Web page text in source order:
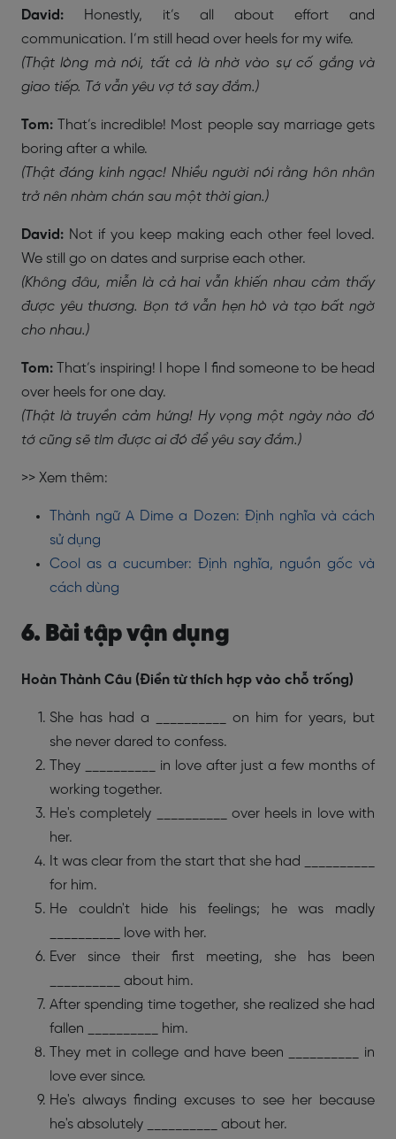
David: Honestly, it’s all about effort and
communication. I’m still head over heels for my wife.
(Thật lòng mà nói, tất cả là nhờ vào sự cố gắng và
giao tiếp. Tớ vẫn yêu vợ tớ say đắm.)
Tom: That’s incredible! Most people say marriage gets
boring after a while.
(Thật đáng kinh ngạc! Nhiều người nói rằng hôn nhân
trở nên nhàm chán sau một thời gian.)
David: Not if you keep making each other feel loved.
We still go on dates and surprise each other.
(Không đâu, miễn là cả hai vẫn khiến nhau cảm thấy
được yêu thương. Bọn tớ vẫn hẹn hò và tạo bất ngờ
cho nhau.)
Tom: That’s inspiring! I hope I find someone to be head
over heels for one day.
(Thật là truyền cảm hứng! Hy vọng một ngày nào đó
tớ cũng sẽ tìm được ai đó để yêu say đắm.)
>> Xem thêm:
Thành ngữ A Dime a Dozen: Định nghĩa và cách
sử dụng
Cool as a cucumber: Định nghĩa, nguồn gốc và
cách dùng
6. Bài tập vận dụng
Hoàn Thành Câu (Điền từ thích hợp vào chỗ trống)
She has had a __________ on him for years, but
she never dared to confess.
They __________ in love after just a few months of
working together.
He's completely __________ over heels in love with
her.
It was clear from the start that she had __________
for him.
He couldn't hide his feelings; he was madly
__________ love with her.
Ever since their first meeting, she has been
__________ about him.
After spending time together, she realized she had
fallen __________ him.
They met in college and have been __________ in
love ever since.
He's always finding excuses to see her because
he's absolutely __________ about her.